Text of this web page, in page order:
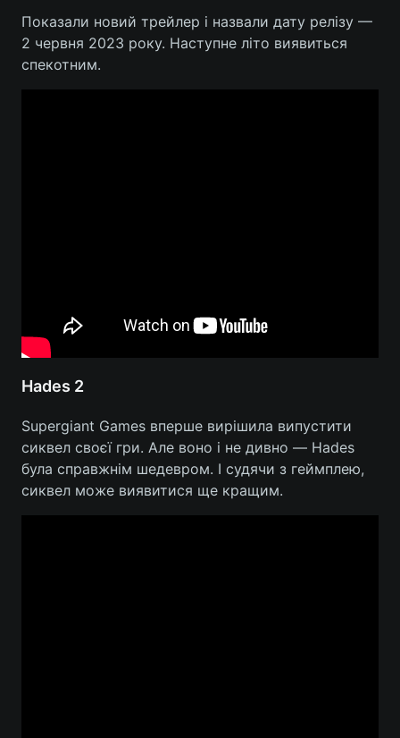
Показали новий трейлер і назвали дату релізу —
2 червня 2023 року. Наступне літо виявиться
спекотним.
Hades 2
Supergiant Games вперше вирішила випустити
сиквел своєї гри. Але воно і не дивно — Hades
була справжнім шедевром. І судячи з геймплею,
сиквел може виявитися ще кращим.